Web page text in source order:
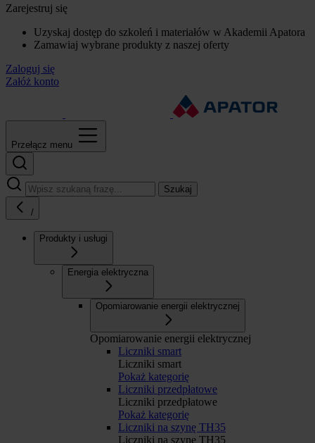
Zarejestruj się
Uzyskaj dostęp do szkoleń i materiałów w Akademii Apatora
Zamawiaj wybrane produkty z naszej oferty
Zaloguj się
Załóż konto
Przełącz menu
Szukaj
/
Produkty i usługi
Energia elektryczna
Opomiarowanie energii elektrycznej
Opomiarowanie energii elektrycznej
Liczniki smart
Liczniki smart
Pokaż kategorię
Liczniki przedpłatowe
Liczniki przedpłatowe
Pokaż kategorię
Liczniki na szynę TH35
Liczniki na szynę TH35